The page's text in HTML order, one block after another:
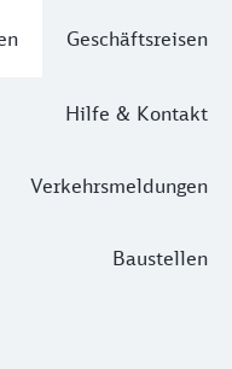
Geschäftsreisen
Hilfe & Kontakt
Verkehrsmeldungen
Baustellen